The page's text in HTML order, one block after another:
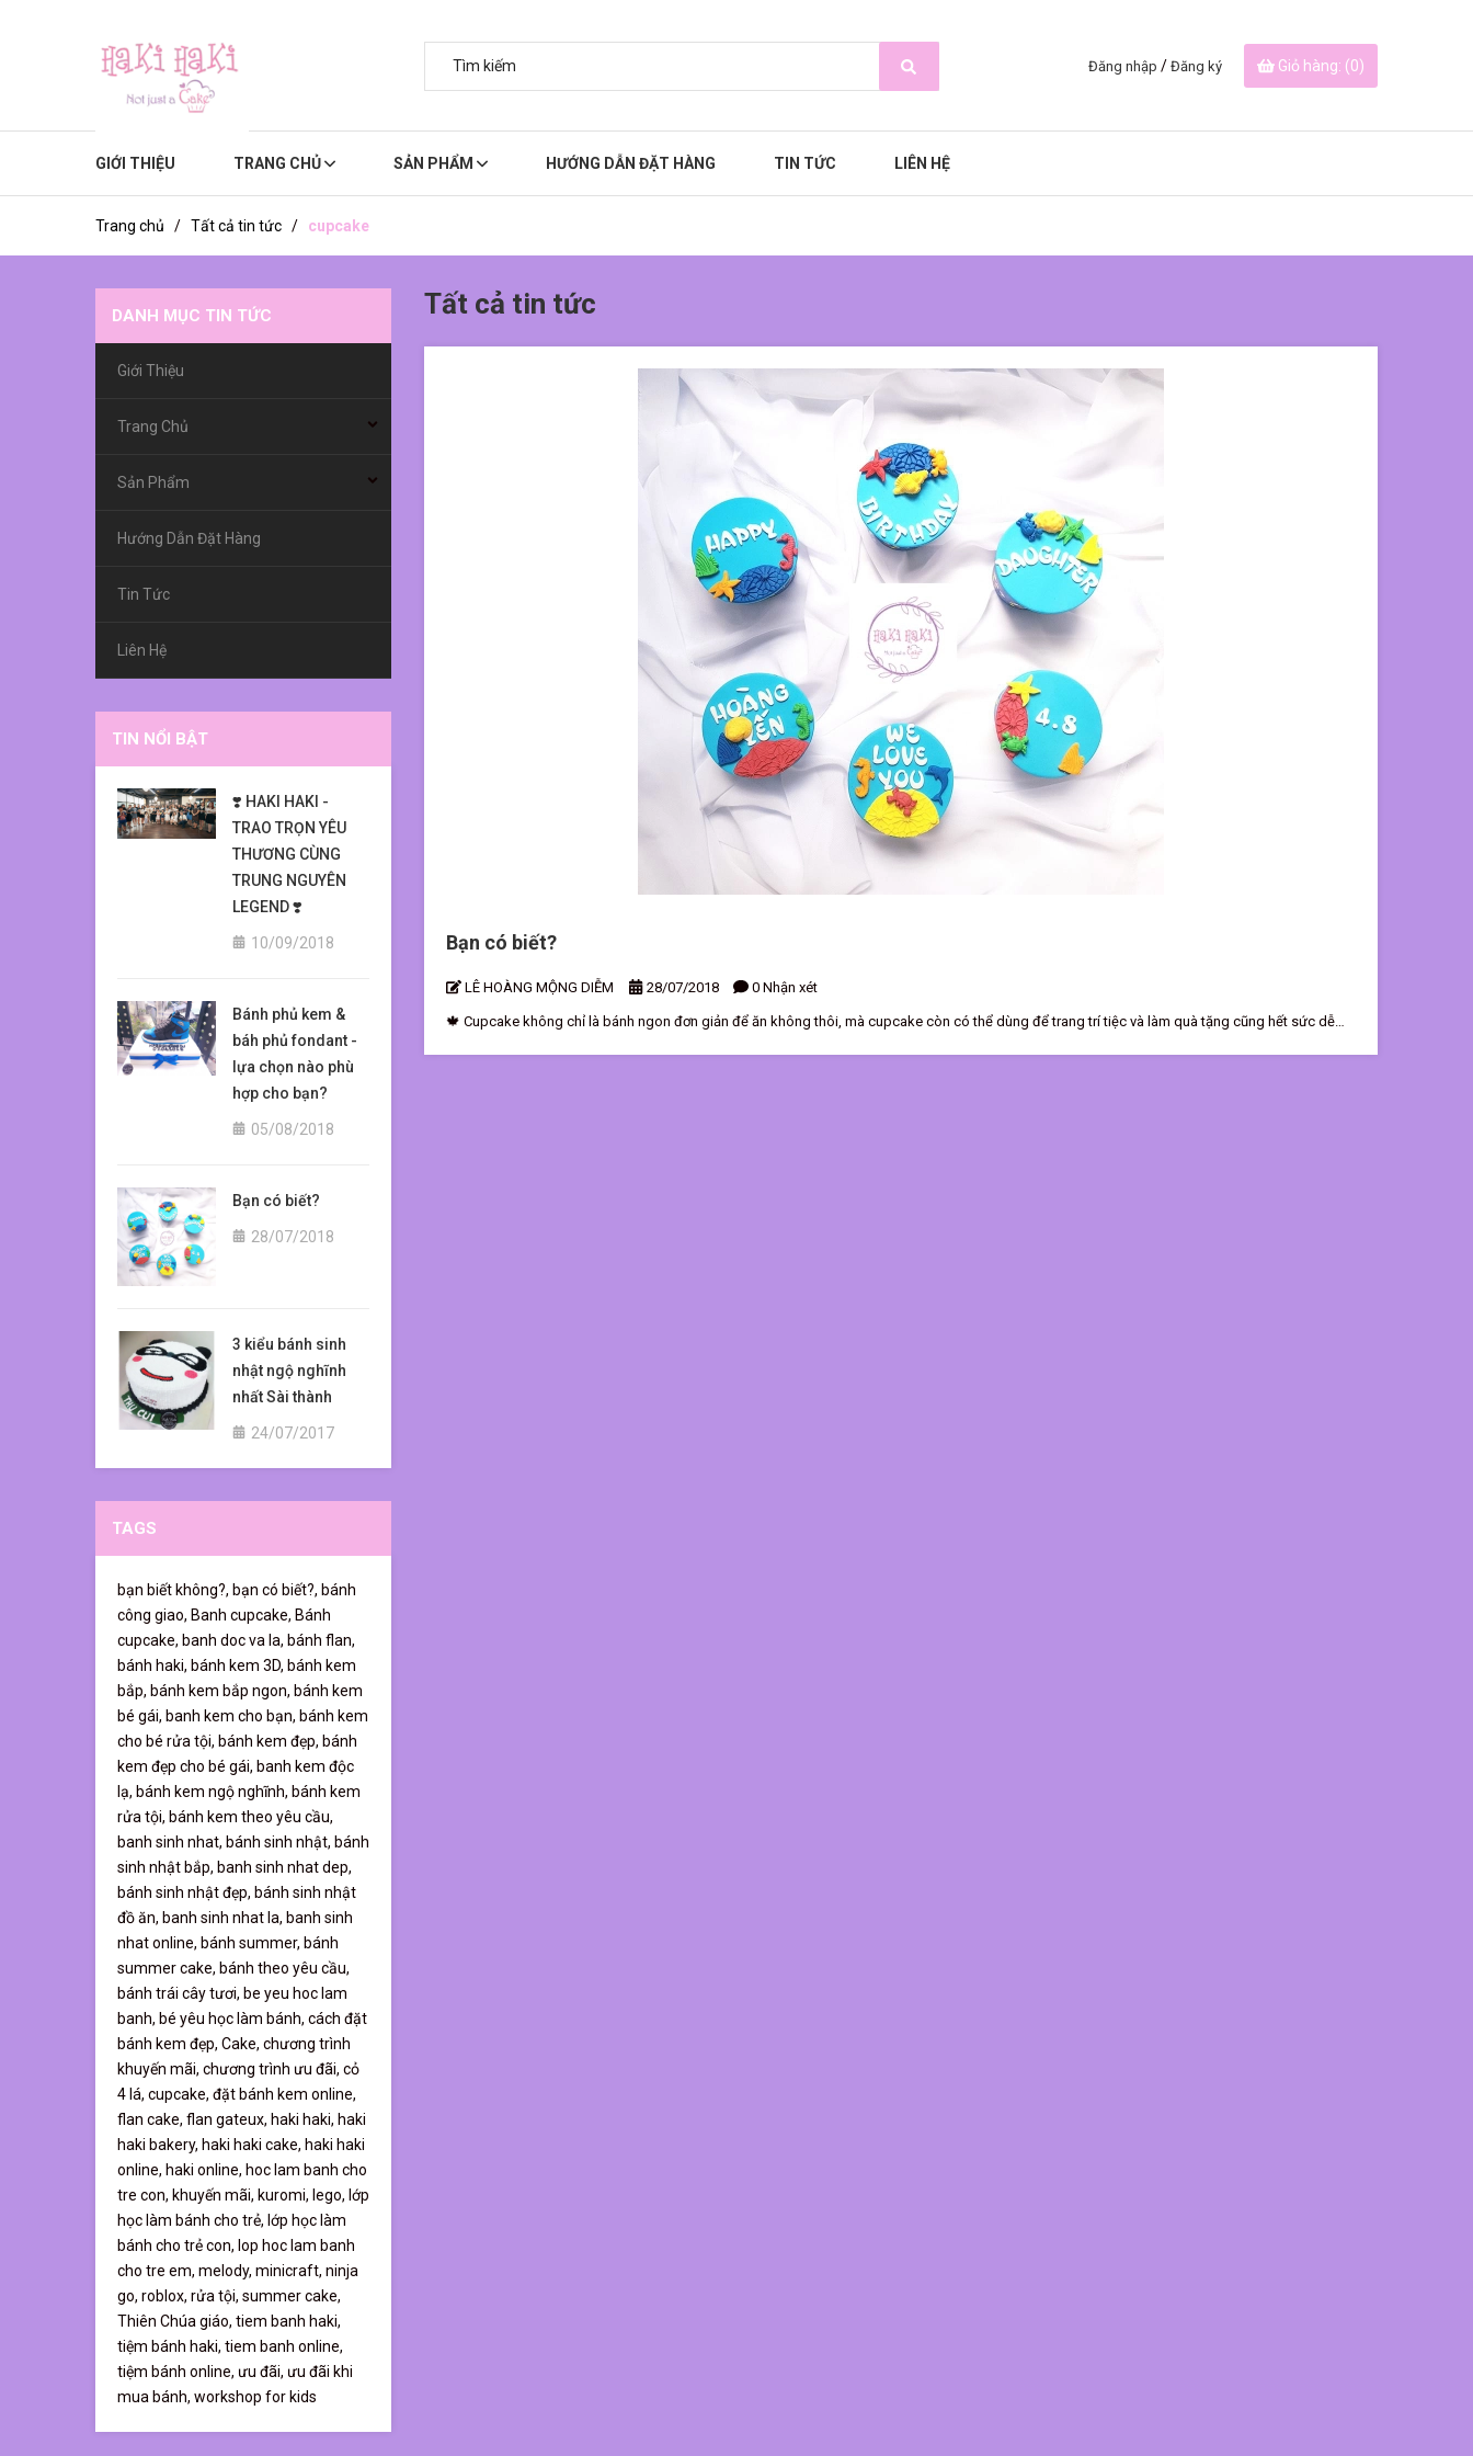
Đăng nhập / Đăng ký Giỏ hàng: (0)
GIỚI THIỆU TRANG CHỦ SẢN PHẨM HƯỚNG DẪN ĐẶT HÀNG TIN TỨC LIÊN HỆ
Trang chủ / Tất cả tin tức / cupcake
Tất cả tin tức
Bạn có biết?
LÊ HOÀNG MỘNG DIỄM 28/07/2018 0 Nhận xét
🍁 Cupcake không chỉ là bánh ngon đơn giản để ăn không thôi, mà cupcake còn có thể dùng để trang trí tiệc và làm quà tặng cũng hết sức dễ
DANH MỤC TIN TỨC
Giới Thiệu
Trang Chủ
Sản Phẩm
Hướng Dẫn Đặt Hàng
Tin Tức
Liên Hệ
TIN NỔI BẬT
❣️ HAKI HAKI -
TRAO TRỌN YÊU
THƯƠNG CÙNG
TRUNG NGUYÊN
LEGEND ❣️
10/09/2018
Bánh phủ kem &
báh phủ fondant -
lựa chọn nào phù
hợp cho bạn?
05/08/2018
Bạn có biết?
28/07/2018
3 kiểu bánh sinh
nhật ngộ nghĩnh
nhất Sài thành
24/07/2017
TAGS
bạn biết không?, bạn có biết?, bánh
công giao, Banh cupcake, Bánh
cupcake, banh doc va la, bánh flan,
bánh haki, bánh kem 3D, bánh kem
bắp, bánh kem bắp ngon, bánh kem
bé gái, banh kem cho bạn, bánh kem
cho bé rửa tội, bánh kem đẹp, bánh
kem đẹp cho bé gái, banh kem độc
lạ, bánh kem ngộ nghĩnh, bánh kem
rửa tội, bánh kem theo yêu cầu,
banh sinh nhat, bánh sinh nhật, bánh
sinh nhật bắp, banh sinh nhat dep,
bánh sinh nhật đẹp, bánh sinh nhật
đồ ăn, banh sinh nhat la, banh sinh
nhat online, bánh summer, bánh
summer cake, bánh theo yêu cầu,
bánh trái cây tươi, be yeu hoc lam
banh, bé yêu học làm bánh, cách đặt
bánh kem đẹp, Cake, chương trình
khuyến mãi, chương trình ưu đãi, cỏ
4 lá, cupcake, đặt bánh kem online,
flan cake, flan gateux, haki haki, haki
haki bakery, haki haki cake, haki haki
online, haki online, hoc lam banh cho
tre con, khuyến mãi, kuromi, lego, lớp
học làm bánh cho trẻ, lớp học làm
bánh cho trẻ con, lop hoc lam banh
cho tre em, melody, minicraft, ninja
go, roblox, rửa tội, summer cake,
Thiên Chúa giáo, tiem banh haki,
tiệm bánh haki, tiem banh online,
tiệm bánh online, ưu đãi, ưu đãi khi
mua bánh, workshop for kids